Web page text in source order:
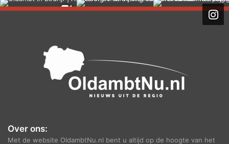
h
Over ons:
Met de website OldambtNu.nl bent u altijd op de hoogte van het